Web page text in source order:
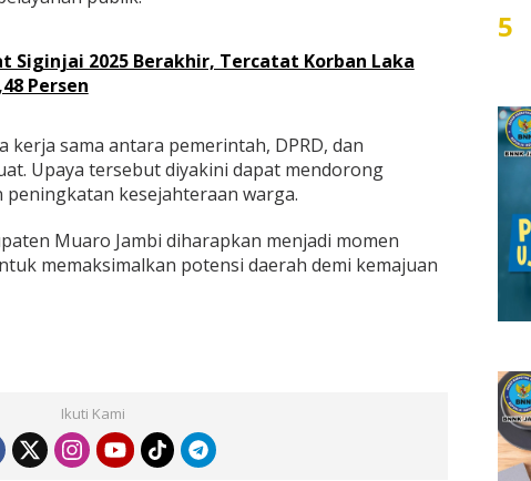
Siginjai 2025 Berakhir, Tercatat Korban Laka
Persen
kerja sama antara pemerintah, DPRD, dan
Upaya tersebut diyakini dapat mendorong
kesejahteraan warga.
Muaro Jambi diharapkan menjadi momen
memaksimalkan potensi daerah demi kemajuan
Ikuti Kami
5